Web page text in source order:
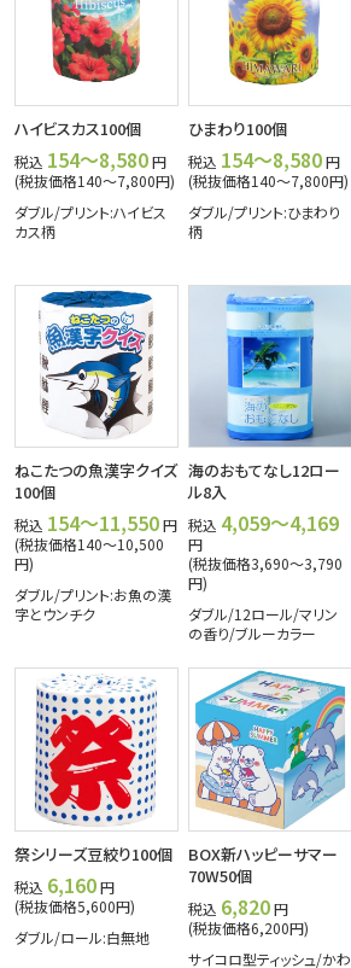
ハイビスカス100個
税込 154～8,580円
(税抜価格140～7,800円)
ダブル/プリント:ハイビス
カス柄
ひまわり100個
税込 154～8,580円
(税抜価格140～7,800円)
ダブル/プリント:ひまわり
柄
ねこたつの魚漢字クイズ
100個
税込 154～11,550円
(税抜価格140～10,500
円)
ダブル/プリント:お魚の漢
字とウンチク
海のおもてなし12ロー
ル8入
税込 4,059～4,169
円
(税抜価格3,690～3,790
円)
ダブル/12ロール/マリン
の香り/ブルーカラー
祭シリーズ豆絞り100個
税込 6,160円
(税抜価格5,600円)
ダブル/ロール:白無地
BOX新ハッピーサマー
70W50個
税込 6,820円
(税抜価格6,200円)
サイコロ型ティッシュ/かわ